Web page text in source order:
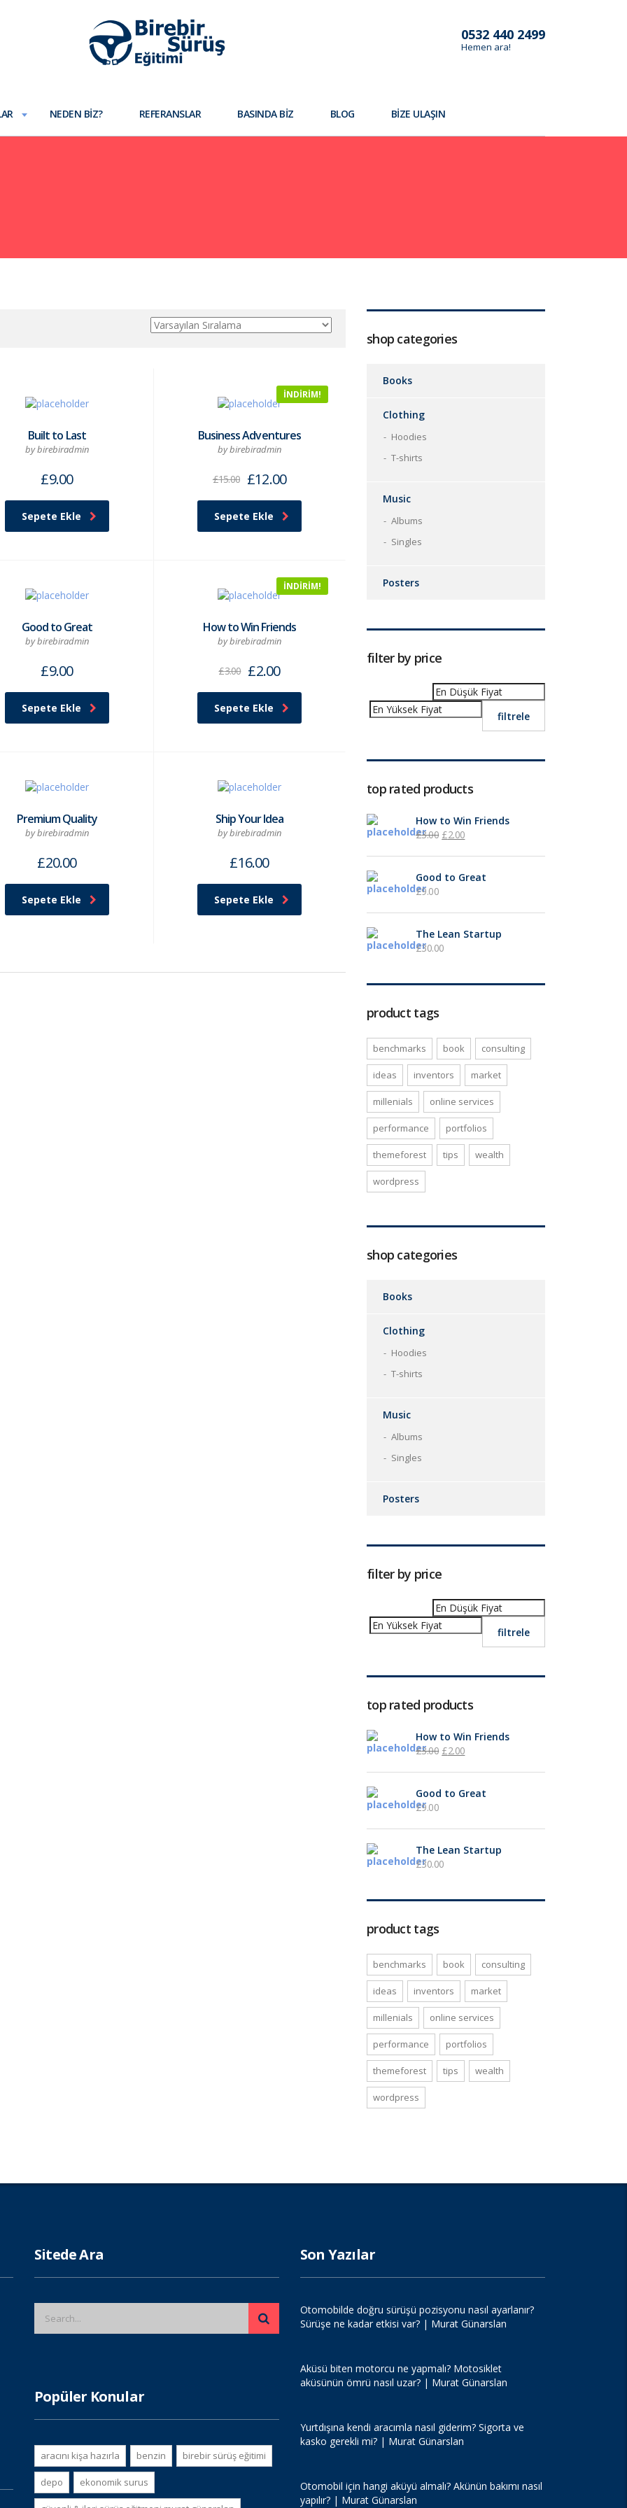
0532 440 2499
Hemen ara!
NEDEN BIZ? REFERANSLAR BASINDA BIZ BLOG BIZE ULAŞIN
Built to Last
by birebiradmin
£9.00
Sepete Ekle
İNDIRIM!
Business Adventures
by birebiradmin
£15.00 £12.00
Sepete Ekle
Good to Great
by birebiradmin
£9.00
Sepete Ekle
İNDIRIM!
How to Win Friends
by birebiradmin
£3.00 £2.00
Sepete Ekle
Premium Quality
by birebiradmin
£20.00
Sepete Ekle
Ship Your Idea
by birebiradmin
£16.00
Sepete Ekle
shop categories
Books
Clothing
Hoodies
T-shirts
Music
Albums
Singles
Posters
filter by price
filtrele
top rated products
How to Win Friends
£3.00 £2.00
Good to Great
£9.00
The Lean Startup
£30.00
product tags
benchmarks book consulting
ideas inventors market
millenials online services
performance portfolios
themeforest tips wealth
wordpress
shop categories
Books
Clothing
Hoodies
T-shirts
Music
Albums
Singles
Posters
filter by price
filtrele
top rated products
How to Win Friends
£3.00 £2.00
Good to Great
£9.00
The Lean Startup
£30.00
product tags
benchmarks book consulting
ideas inventors market
millenials online services
performance portfolios
themeforest tips wealth
wordpress
Sitede Ara
Popüler Konular
aracını kişa hazırla benzin birebir sürüş eğitimi
depo ekonomik surus
Son Yazılar
Otomobilde doğru sürüşü pozisyonu nasıl ayarlanır?
Sürüşe ne kadar etkisi var? | Murat Günarslan
Aküsü biten motorcu ne yapmalı? Motosiklet
aküsünün ömrü nasıl uzar? | Murat Günarslan
Yurtdışına kendi aracımla nasıl giderim? Sigorta ve
kasko gerekli mi? | Murat Günarslan
Otomobil için hangi aküyü almalı? Akünün bakımı nasıl
yapılır? | Murat Günarslan